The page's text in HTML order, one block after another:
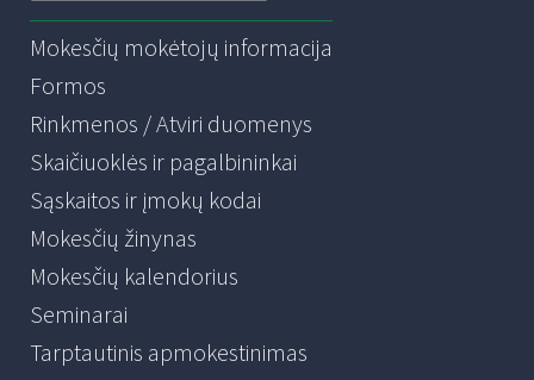
Mokesčių mokėtojų informacija
Formos
Rinkmenos / Atviri duomenys
Skaičiuoklės ir pagalbininkai
Sąskaitos ir įmokų kodai
Mokesčių žinynas
Mokesčių kalendorius
Seminarai
Tarptautinis apmokestinimas